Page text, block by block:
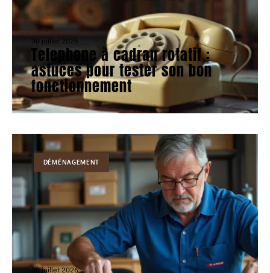
30 juillet 2026
Telephone à cadran rotatif :
astuces pour tester son bon
fonctionnement
DÉMÉNAGEMENT
30 juillet 2026